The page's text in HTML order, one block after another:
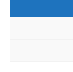
Copyright ©